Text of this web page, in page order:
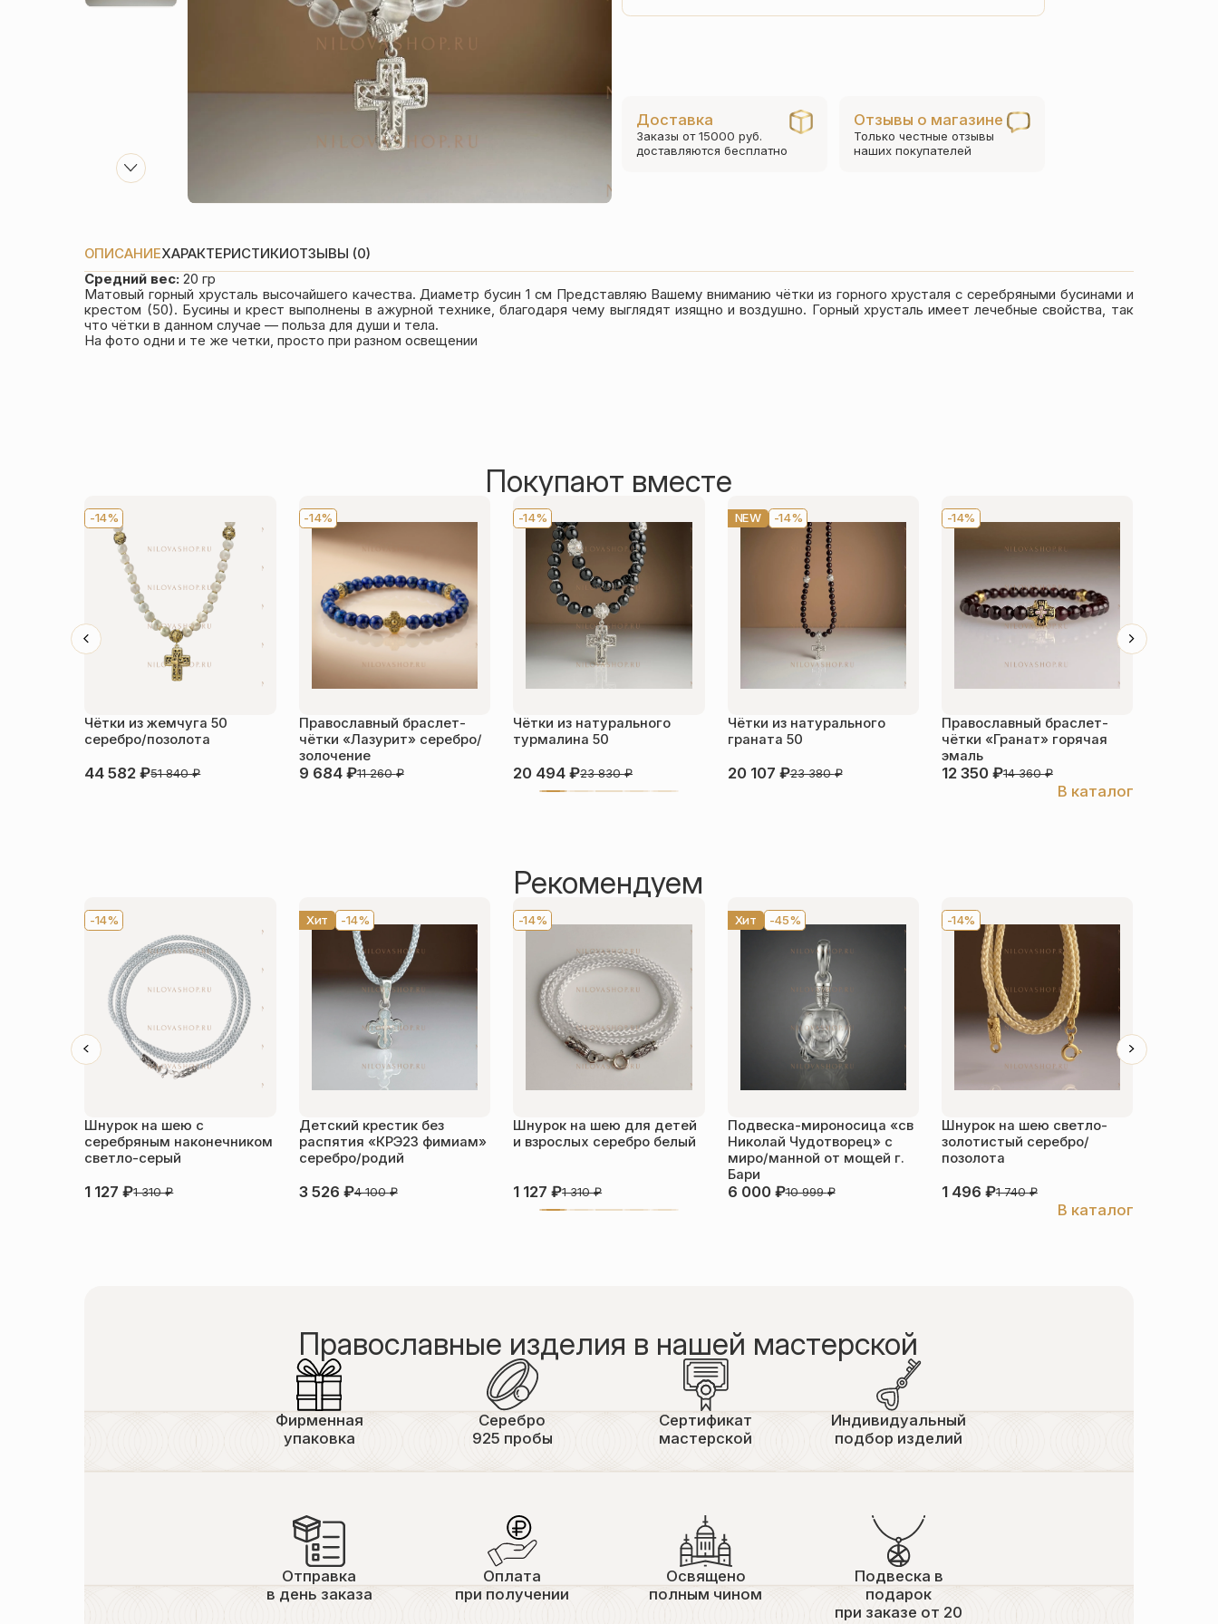
товара
серебряным
крестом
Доставка
Заказы от 15000 руб.
доставляются бесплатно
Отзывы о магазине
Только честные отзывы
наших покупателей
ОПИСАНИЕХАРАКТЕРИСТИКИОТЗЫВЫ (0)
Средний вес: 20 гр
Матовый горный хрусталь высочайшего качества. Диаметр бусин 1 см Представляю Вашему вниманию чётки из горного хрусталя с серебряными бусинами и
крестом (50). Бусины и крест выполнены в ажурной технике, благодаря чему выглядят изящно и воздушно. Горный хрусталь имеет лечебные свойства, так
что чётки в данном случае — польза для души и тела.
На фото одни и те же четки, просто при разном освещении
Покупают вместе
-14%
Чётки из жемчуга 50
серебро/позолота
44 582₽51 840₽
-14%
Православный браслет-
чётки «Лазурит» серебро/
золочение
9 684 ₽11 260₽
-14%
Чётки из натурального
турмалина 50
20 494₽23 830₽
NEW -14%
Чётки из натурального
граната 50
20 107 ₽23 380₽
-14%
Православный браслет-
чётки «Гранат» горячая
эмаль
12 350 ₽14 360₽
В каталог
Рекомендуем
-14%
Шнурок на шею с
серебряным наконечником
светло-серый
1 127₽1 310₽
Хит -14%
Детский крестик без
распятия «КРЭ23 фимиам»
серебро/родий
3 526 ₽4 100₽
-14%
Шнурок на шею для детей
и взрослых серебро белый
1 127₽1 310₽
Хит -45%
Подвеска-мироносица «св
Николай Чудотворец» с
миро/манной от мощей г.
Бари
6 000 ₽10 999₽
-14%
Шнурок на шею светло-
золотистый серебро/
позолота
1 496 ₽1 740₽
В каталог
Православные изделия в нашей мастерской
Фирменная
упаковка
Серебро
925 пробы
Сертификат
мастерской
Индивидуальный
подбор изделий
Отправка
в день заказа
Оплата
при получении
Освящено
полным чином
Подвеска в
подарок
при заказе от 20